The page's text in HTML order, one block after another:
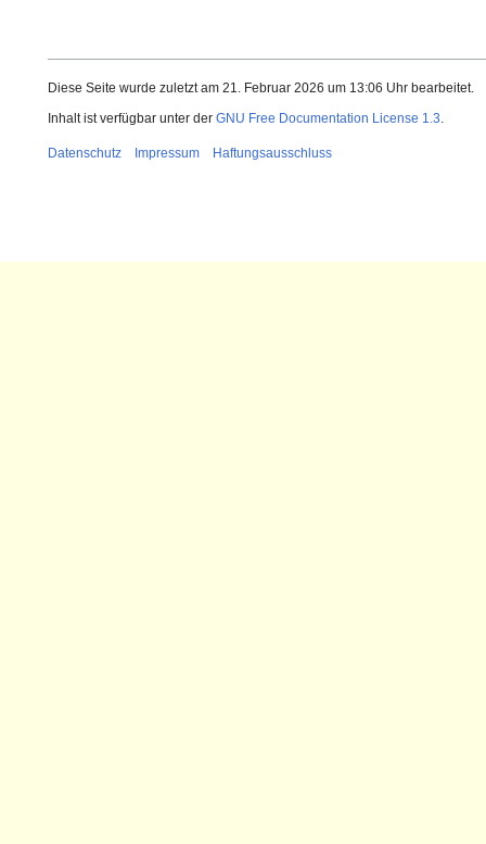
Diese Seite wurde zuletzt am 21. Februar 2026 um 13:06 Uhr bearbeitet.
Inhalt ist verfügbar unter der GNU Free Documentation License 1.3
Datenschutz Impressum Haftungsausschluss